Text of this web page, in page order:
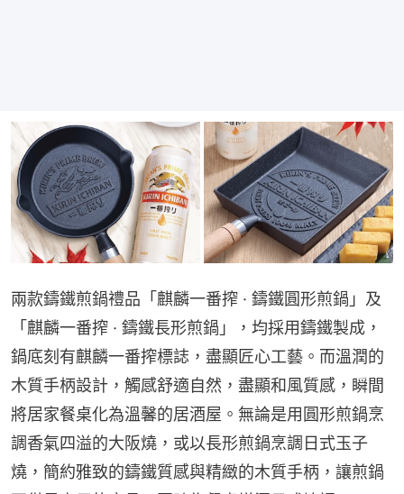
兩款鑄鐵煎鍋禮品「麒麟一番搾 · 鑄鐵圓形煎鍋」及
「麒麟一番搾 · 鑄鐵長形煎鍋」，均採用鑄鐵製成，
鍋底刻有麒麟一番搾標誌，盡顯匠心工藝。而溫潤的
木質手柄設計，觸感舒適自然，盡顯和風質感，瞬間
將居家餐桌化為溫馨的居酒屋。無論是用圓形煎鍋烹
調香氣四溢的大阪燒，或以長形煎鍋烹調日式玉子
燒，簡約雅致的鑄鐵質感與精緻的木質手柄，讓煎鍋